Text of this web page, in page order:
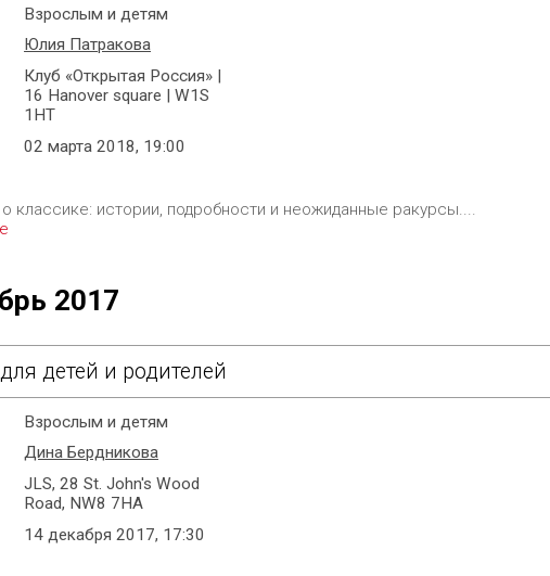
Взрослым и детям
Юлия Патракова
Клуб «Открытая Россия» |
16 Hanover square | W1S
1HT
02 марта 2018, 19:00
классике: истории, подробности и неожиданные ракурсы....
2017
детей и родителей
Взрослым и детям
Дина Бердникова
JLS, 28 St. John's Wood
Road, NW8 7HA
14 декабря 2017, 17:30